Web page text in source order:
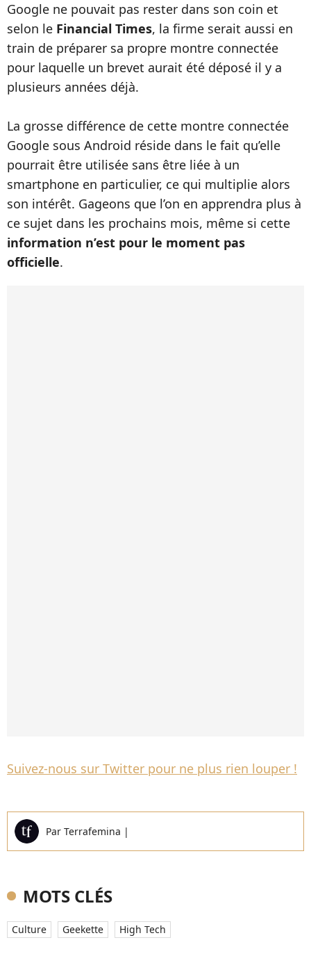
Google ne pouvait pas rester dans son coin et
selon le Financial Times, la firme serait aussi en
train de préparer sa propre montre connectée
pour laquelle un brevet aurait été déposé il y a
plusieurs années déjà.
La grosse différence de cette montre connectée
Google sous Android réside dans le fait qu’elle
pourrait être utilisée sans être liée à un
smartphone en particulier, ce qui multiplie alors
son intérêt. Gageons que l’on en apprendra plus à
ce sujet dans les prochains mois, même si cette
information n’est pour le moment pas
officielle.
Suivez-nous sur Twitter pour ne plus rien louper !
Par Terrafemina |
MOTS CLÉS
Culture Geekette High Tech